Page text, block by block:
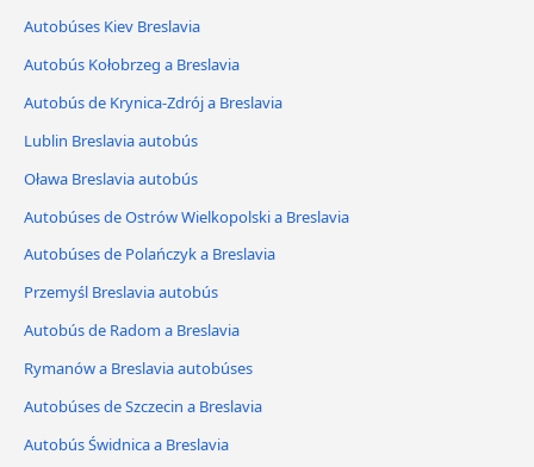
Autobúses Kiev Breslavia
Autobús Kołobrzeg a Breslavia
Autobús de Krynica-Zdrój a Breslavia
Lublin Breslavia autobús
Oława Breslavia autobús
Autobúses de Ostrów Wielkopolski a Breslavia
Autobúses de Polańczyk a Breslavia
Przemyśl Breslavia autobús
Autobús de Radom a Breslavia
Rymanów a Breslavia autobúses
Autobúses de Szczecin a Breslavia
Autobús Świdnica a Breslavia